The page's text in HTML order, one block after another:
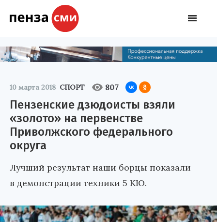
10 марта 2018 СПОРТ 807
Пензенские дзюдоисты взяли
«золото» на первенстве
Приволжского федерального
округа
Лучший результат наши борцы показали
в демонстрации техники 5 КЮ.